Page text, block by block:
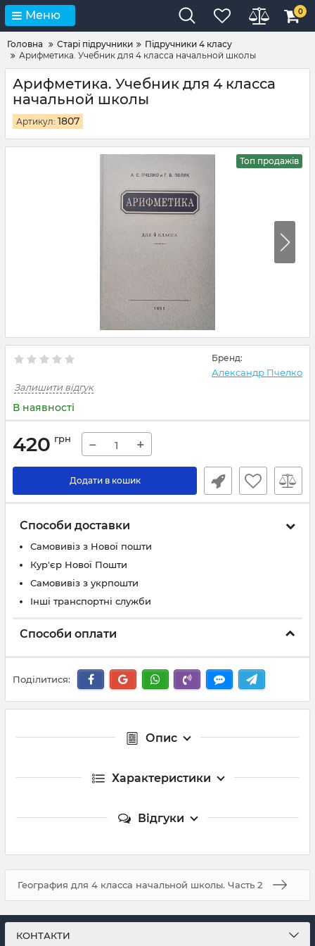
Меню 0
Головна Старі підручники
Підручники 4 класу
Арифметика. Учебник для 4 класса начальной школы
Арифметика. Учебник для 4 класса
начальной школы
Артикул: 1807
Топ продажів
Бренд:
Александр Пчелко
Залишити відгук
В наявності
420 грн − +
Додати в кошик
Способи доставки
Самовивіз з Нової пошти
Кур'єр Нової Пошти
Самовивіз з укрпошти
Інші транспортні служби
Способи оплати
Поділитися:
Опис
Характеристики
Відгуки
География для 4 класса начальной школы. Часть 2
КОНТАКТИ